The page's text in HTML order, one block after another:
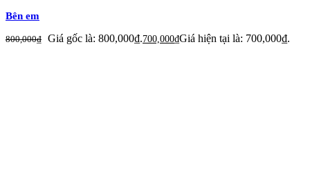
Bên em
800,000₫ Giá gốc là: 800,000₫.700,000₫Giá hiện tại là: 700,000₫.